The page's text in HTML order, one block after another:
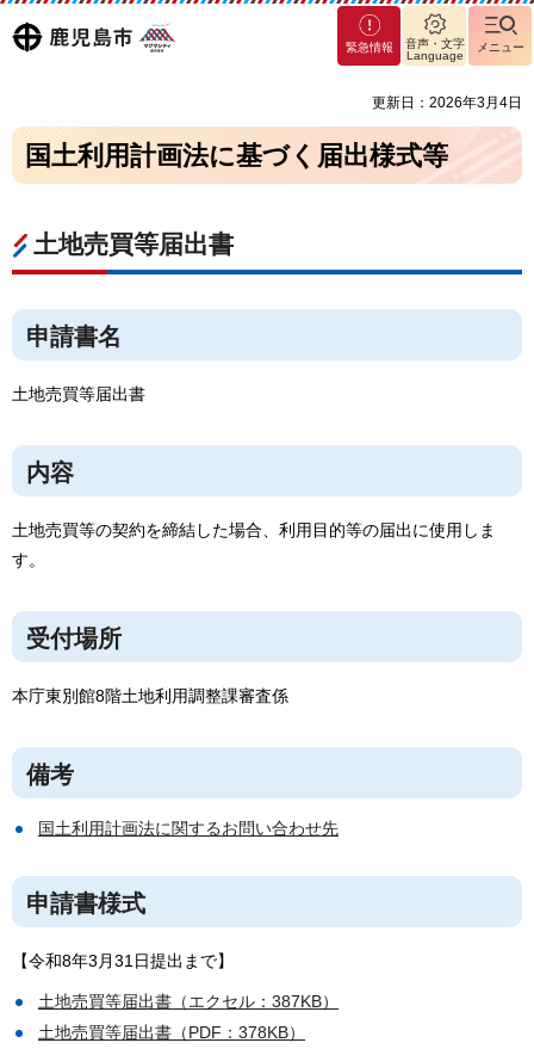
鹿児島
マグ
マシ
島市
緊急情報
音声・文字
Language
メニュー
更新日：2026年3月4日
国土利用計画法に基づく届出様式等
土地売買等届出書
申請書名
土地売買等届出書
内容
土地売買等の契約を締結した場合、利用目的等の届出に使用しま
す。
受付場所
本庁東別館8階土地利用調整課審査係
備考
国土利用計画法に関するお問い合わせ先
申請書様式
【令和8年3月31日提出まで】
土地売買等届出書（エクセル：387KB）
土地売買等届出書（PDF：378KB）